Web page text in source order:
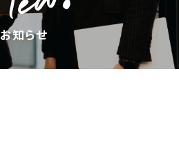
お知らせ